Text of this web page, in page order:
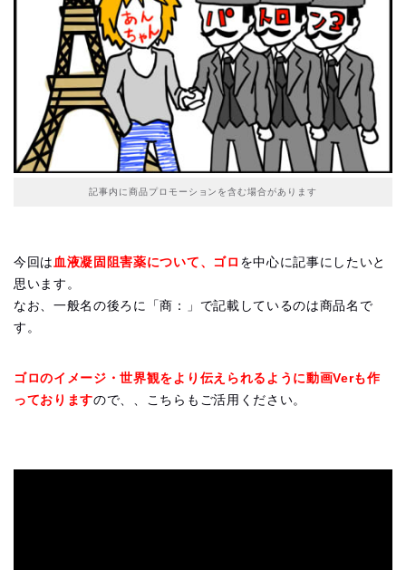
記事内に商品プロモーションを含む場合があります
今回は 血液凝固阻害薬について、ゴロ を中心に記事にしたいと
思います。
なお、一般名の後ろに「商：」で記載しているのは商品名で
す。
ゴロのイメージ・世界観をより伝えられるように動画Verも作
っておりますので、、こちらもご活用ください。